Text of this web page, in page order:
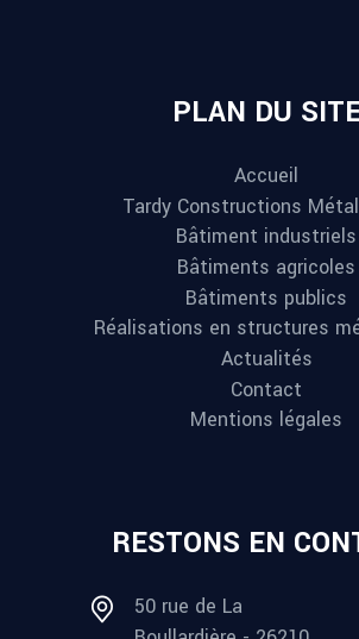
PLAN DU
Accueil
Tardy Constructions
Bâtiment industriels
Bâtiments agricoles
Bâtiments publics
Réalisations en structures
Actualités
Contact
Mentions légales
RESTONS EN
50 rue de La